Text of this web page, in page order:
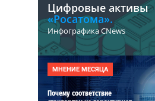
Цифровые активы
«Росатома».
Инфографика CNews
МНЕНИЕ МЕСЯЦА
Почему соответствие